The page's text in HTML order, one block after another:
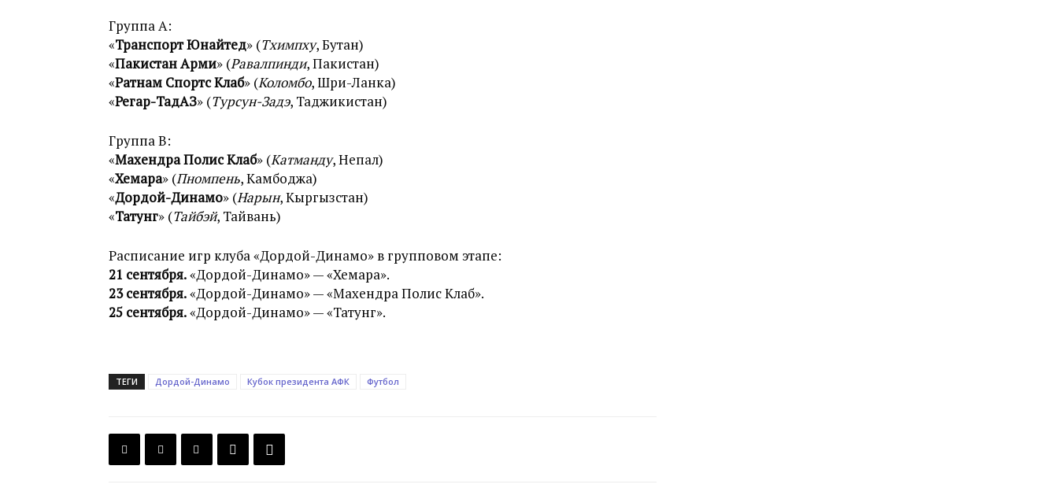
Группа А:
«Транспорт Юнайтед» (Тхимпху, Бутан)
«Пакистан Арми» (Равалпинди, Пакистан)
«Ратнам Спортс Клаб» (Коломбо, Шри-Ланка)
«Регар-ТадАЗ» (Турсун-Задэ, Таджикистан)
Группа B:
«Махендра Полис Клаб» (Катманду, Непал)
«Хемара» (Пномпень, Камбоджа)
«Дордой-Динамо» (Нарын, Кыргызстан)
«Татунг» (Тайбэй, Тайвань)
Расписание игр клуба «Дордой-Динамо» в групповом этапе:
21 сентября.«Дордой-Динамо» — «Хемара».
23 сентября.«Дордой-Динамо» — «Махендра Полис Клаб».
25 сентября.«Дордой-Динамо» — «Татунг».
ТЕГИ Дордой-Динамо Кубок президента АФК Футбол